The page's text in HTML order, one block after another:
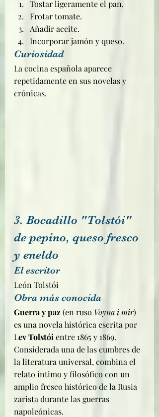
Tostar ligeramente el pan.
Frotar tomate.
Añadir aceite.
Incorporar jamón y queso.
Curiosidad
La cocina española aparece
repetidamente en sus novelas y
crónicas.
3. Bocadillo "Tolstói"
de pepino, queso fresco
y eneldo
El escritor
León Tolstói
Obra más conocida
Guerra y paz (en ruso Voyna i mir)
es una novela histórica escrita por
Lev Tolstói entre 1865 y 1869.
Considerada una de las cumbres de
la literatura universal, combina el
relato íntimo y filosófico con un
amplio fresco histórico de la Rusia
zarista durante las guerras
napoleónicas.